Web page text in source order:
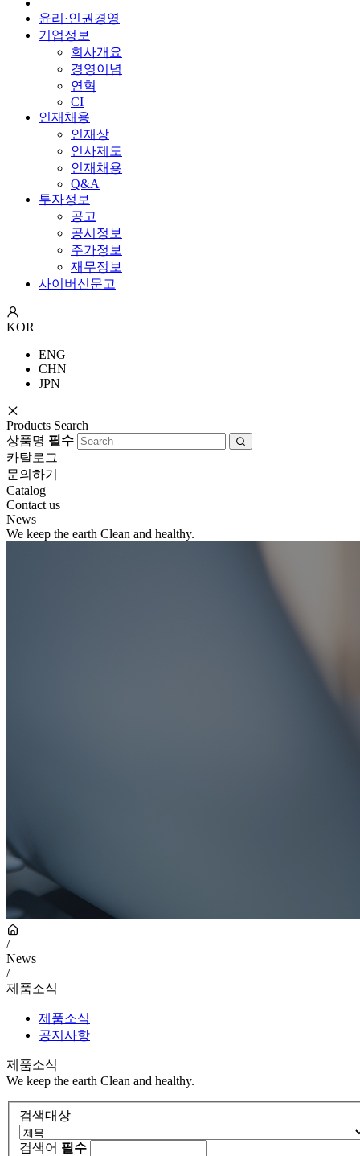
윤리·인권경영
기업정보
회사개요
경영이념
연혁
CI
인재채용
인재상
인사제도
인재채용
Q&A
투자정보
공고
공시정보
주가정보
재무정보
사이버신문고
KOR
ENG
CHN
JPN
Products Search
상품명 필수
카탈로그
문의하기
Catalog
Contact us
News
We keep the earth Clean and healthy.
/
News
/
제품소식
제품소식
공지사항
제품소식
We keep the earth Clean and healthy.
검색대상
검색어 필수